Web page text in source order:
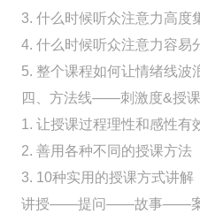
3. 什么时候听众注意力高度
4. 什么时候听众注意力容易
5. 整个课程如何让情绪线波
四、方法线——刺激度&授
1. 让授课过程理性和感性有
2. 善用各种不同的授课方法
3. 10种实用的授课方式讲解
讲授——提问——故事——